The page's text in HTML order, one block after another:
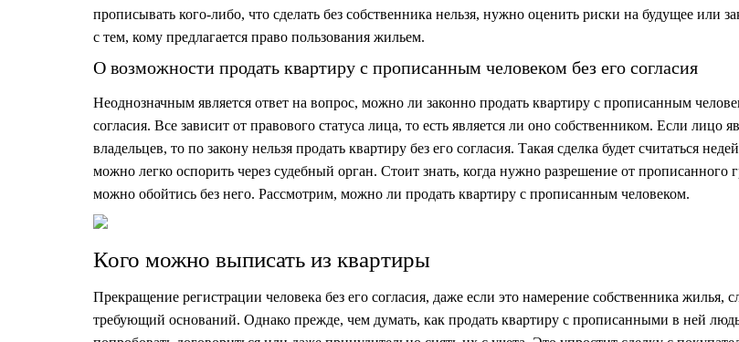
прописывать кого-либо, что сделать без собственника нельзя, нужно оценить риски на будущее или
с тем, кому предлагается право пользования жильем.
О возможности продать квартиру с прописанным человеком без его согласия
Неоднозначным является ответ на вопрос, можно ли законно продать квартиру с прописанным
согласия. Все зависит от правового статуса лица, то есть является ли оно собственником. Если лицо
владельцев, то по закону нельзя продать квартиру без его согласия. Такая сделка будет считаться
можно легко оспорить через судебный орган. Стоит знать, когда нужно разрешение от прописанного
можно обойтись без него. Рассмотрим, можно ли продать квартиру с прописанным человеком.
Кого можно выписать из квартиры
Прекращение регистрации человека без его согласия, даже если это намерение собственника жилья,
требующий оснований. Однако прежде, чем думать, как продать квартиру с прописанными в ней